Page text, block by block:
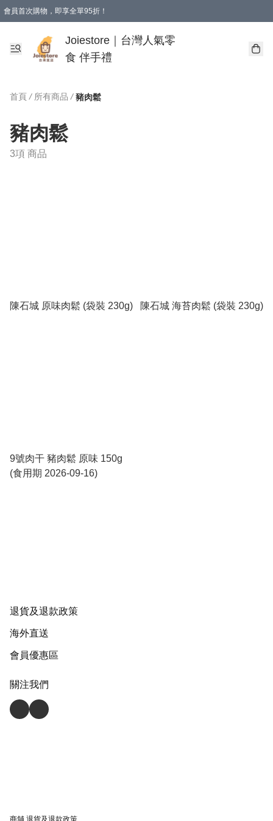
會員首次購物，即享全單95折！
購物滿 HKD 350.00即享免運費優惠！（適用於 本地送貨、本地取貨 )
Joiestore｜台灣人氣零
食 伴手禮
首頁 / 所有商品 / 豬肉鬆
豬肉鬆
3項 商品
陳石城 原味肉鬆 (袋裝 230g) 陳石城 海苔肉鬆 (袋裝 230g)
9號肉干 豬肉鬆 原味 150g
(食用期 2026-09-16)
退貨及退款政策
海外直送
會員優惠區
關注我們
商舖 退貨及退款政策